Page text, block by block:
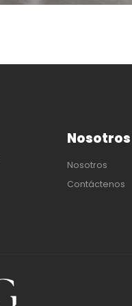
Nosotros
Nosotros
Contáctenos